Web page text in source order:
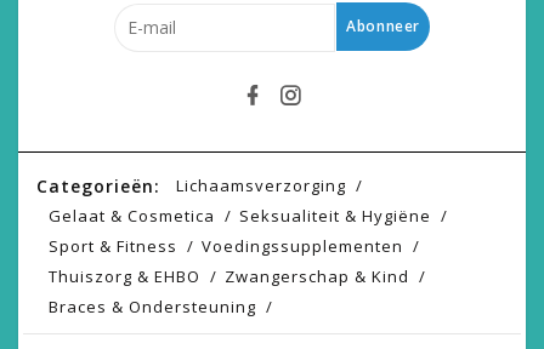
Abonneer
Categorieën:
Lichaamsverzorging
Gelaat & Cosmetica
Seksualiteit & Hygiëne
Sport & Fitness
Voedingssupplementen
Thuiszorg & EHBO
Zwangerschap & Kind
Braces & Ondersteuning